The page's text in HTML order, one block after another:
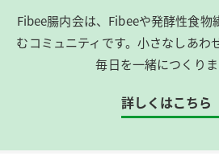
Fibee腸内会は、​Fibeeや発酵性食物
むコミュニティです。​小さなしあわ
毎日を一緒につくりま
詳しくはこちら